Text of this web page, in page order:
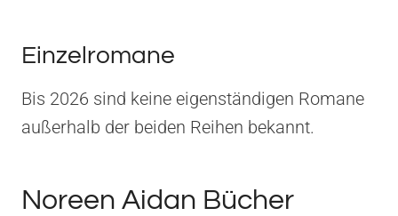
Einzelromane
Bis 2026 sind keine eigenständigen Romane
außerhalb der beiden Reihen bekannt.
Noreen Aidan Bücher